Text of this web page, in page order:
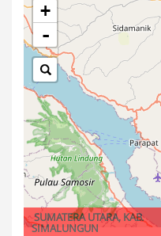
+
-
SUMATERA UTARA, KAB.
SIMALUNGUN